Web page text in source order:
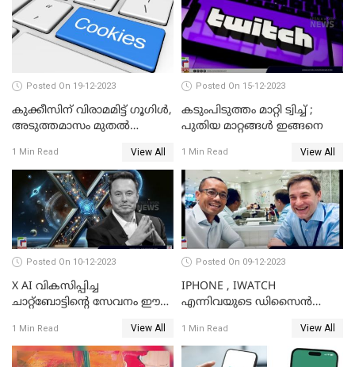
Posted On 19-12-2023
കുക്കീസിന് വിരാമമിട്ട് ഗൂഗിള്‍,
അടുത്തമാസം മുതല്‍
വിലക്കേര്‍പ്പെടുത്തുമെന്ന്
സൂചന
1 Min Read View All
Posted On 15-12-2023
കടുംപിടുത്തം മാറ്റി ട്വിച്ച് ;
പുതിയ മാറ്റങ്ങൾ ഇങ്ങനെ
1 Min Read View All
Posted On 10-12-2023
X AI വികസിപ്പിച്ച
ചാറ്റ്‌ബോട്ടിന്റെ സേവനം ഈ
ലഭിക്കും; ഇലോണ്‍ മസ്‌ക്
1 Min Read View All
Posted On 09-12-2023
IPHONE , IWATCH
എന്നിവയുടെ ഡിസൈന്‍
ടാന്‍ കമ്പനി
വിടാനൊരുങ്ങുന്നു
1 Min Read View All